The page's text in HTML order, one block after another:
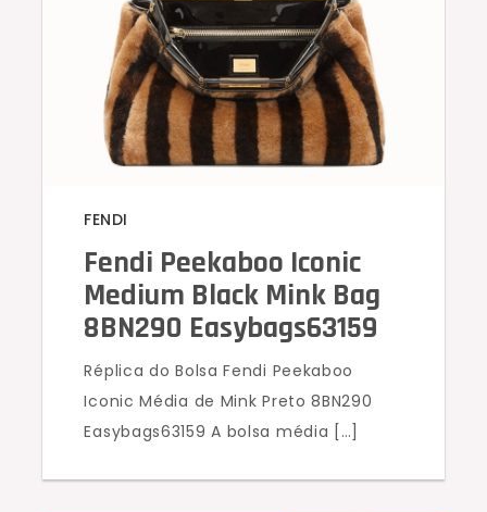
FENDI
Fendi Peekaboo Iconic
Medium Black Mink Bag
8BN290 Easybags63159
Réplica do Bolsa Fendi Peekaboo
Iconic Média de Mink Preto 8BN290
Easybags63159 A bolsa média […]